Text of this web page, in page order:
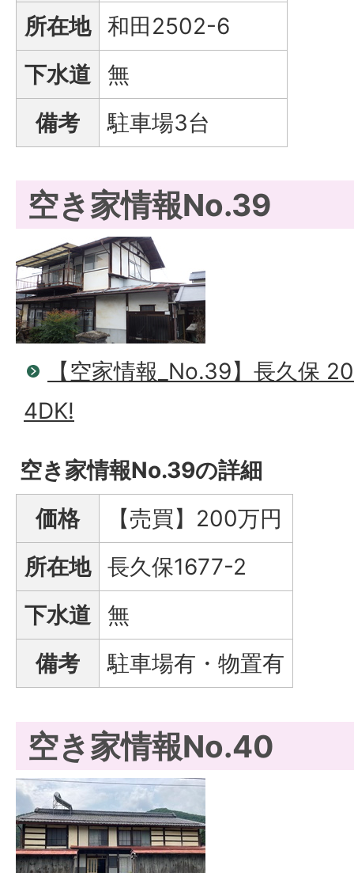
所在地
和田2502-6
下水道
無
備考
駐車場3台
空き家情報No.39
【空家情報_No.39】長久保
4DK!
空き家情報No.39の詳細
価格
【売買】200万円
所在地
長久保1677-2
下水道
無
備考
駐車場有・物置有
空き家情報No.40